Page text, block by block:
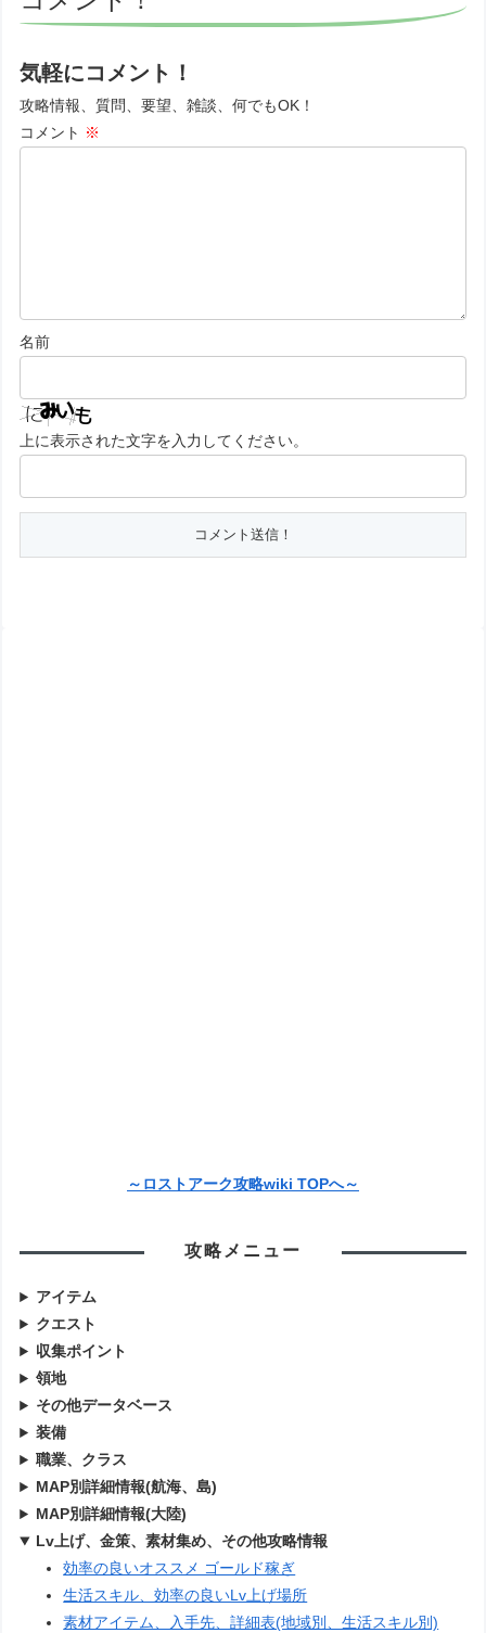
気軽にコメント！
攻略情報、質問、要望、雑談、何でもOK！
コメント ※
名前
上に表示された文字を入力してください。
～ロストアーク攻略wiki TOPへ～
攻略メニュー
アイテム
クエスト
収集ポイント
領地
その他データベース
装備
職業、クラス
MAP別詳細情報(航海、島)
MAP別詳細情報(大陸)
Lv上げ、金策、素材集め、その他攻略情報
効率の良いオススメ ゴールド稼ぎ
生活スキル、効率の良いLv上げ場所
素材アイテム、入手先、詳細表(地域別、生活スキル別)